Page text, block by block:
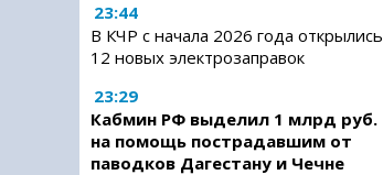
23:44
В КЧР с начала 2026 года открылись
12 новых электрозаправок
23:29
Кабмин РФ выделил 1 млрд руб.
на помощь пострадавшим от
паводков Дагестану и Чечне